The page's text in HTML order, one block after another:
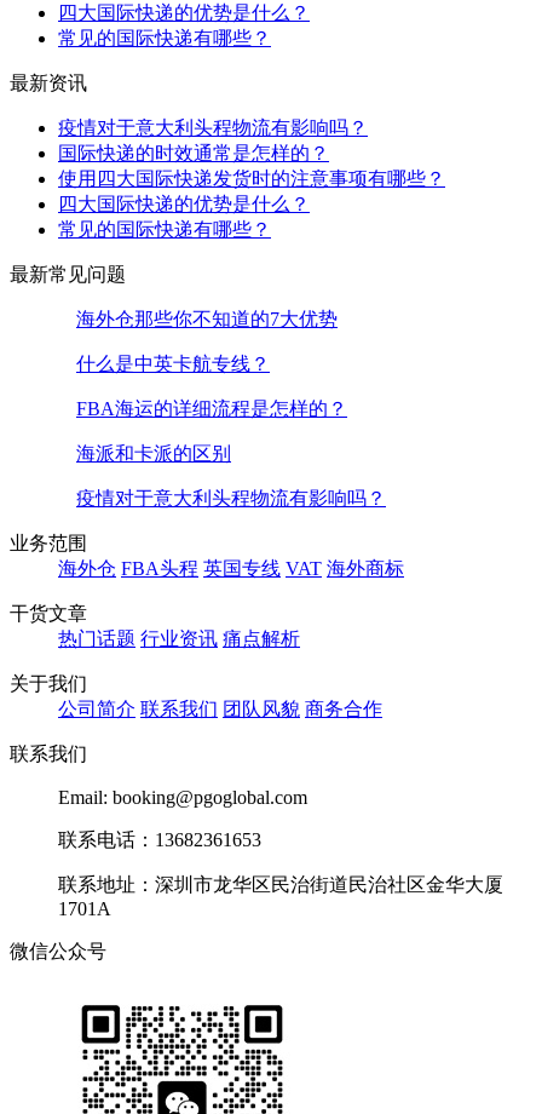
四大国际快递的优势是什么？
常见的国际快递有哪些？
最新资讯
疫情对于意大利头程物流有影响吗？
国际快递的时效通常是怎样的？
使用四大国际快递发货时的注意事项有哪些？
四大国际快递的优势是什么？
常见的国际快递有哪些？
最新常见问题
海外仓那些你不知道的7大优势
什么是中英卡航专线？
FBA海运的详细流程是怎样的？
海派和卡派的区别
疫情对于意大利头程物流有影响吗？
业务范围
海外仓 FBA头程 英国专线 VAT 海外商标
干货文章
热门话题 行业资讯 痛点解析
关于我们
公司简介 联系我们 团队风貌 商务合作
联系我们
Email: booking@pgoglobal.com
联系电话：13682361653
联系地址：深圳市龙华区民治街道民治社区金华大厦
1701A
微信公众号